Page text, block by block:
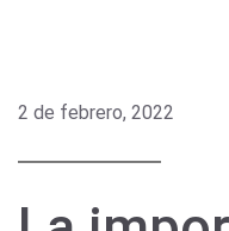
2 de febrero, 2022